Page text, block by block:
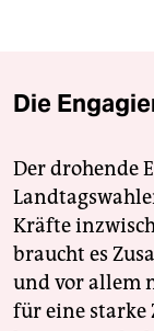
Die
Der drohende
Kräfte
braucht es
und vor allem
für eine starke